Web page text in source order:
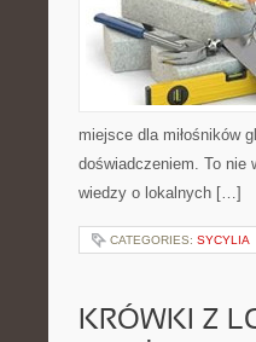
miejsce dla miłośników
doświadczeniem. To nie
wiedzy o lokalnych […]
CATEGORIES: SYCYLIA
KRÓWKI Z